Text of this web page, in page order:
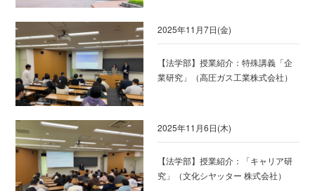
2025年11月7日(金)
【法学部】授業紹介：特殊講義「企
業研究」（高圧ガス工業株式会社）
2025年11月6日(木)
【法学部】授業紹介：「キャリア研
究」（文化シヤッター 株式会社）